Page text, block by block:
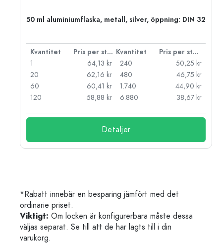
50 ml aluminiumflaska, metall, silver, öppning: DIN 32
Kvantitet Pris per styck Kvantitet
Pris per styck
1
64,13 kr
20
62,16 kr
60
60,41 kr
120
58,88 kr
240
50,25 kr
480
46,75 kr
1.740
44,90 kr
6.880
38,67 kr
Detaljer
*Rabatt innebär en besparing jämfört med det
ordinarie priset.
Viktigt: Om locken är konfigurerbara måste dessa
väljas separat. Se till att de har lagts till i din
varukorg.